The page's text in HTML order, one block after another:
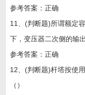
参考答案：正确
11、(判断题)所谓额定
下，变压器二次侧的输
参考答案：正确
12、(判断题)杆塔按使
（）